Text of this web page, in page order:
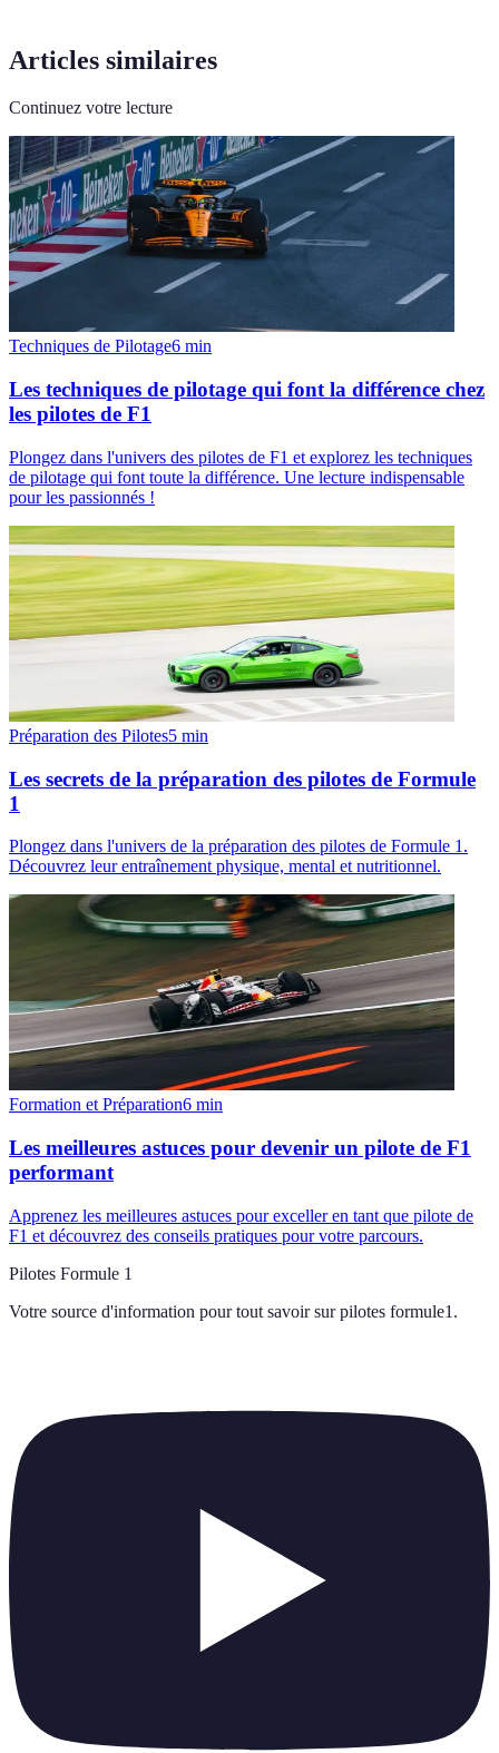
Articles similaires
Continuez votre lecture
Techniques de Pilotage6 min
Les techniques de pilotage qui font la différence chez
les pilotes de F1
Plongez dans l'univers des pilotes de F1 et explorez les techniques
de pilotage qui font toute la différence. Une lecture indispensable
pour les passionnés !
Préparation des Pilotes5 min
Les secrets de la préparation des pilotes de Formule
1
Plongez dans l'univers de la préparation des pilotes de Formule 1.
Découvrez leur entraînement physique, mental et nutritionnel.
Formation et Préparation6 min
Les meilleures astuces pour devenir un pilote de F1
performant
Apprenez les meilleures astuces pour exceller en tant que pilote de
F1 et découvrez des conseils pratiques pour votre parcours.
Pilotes Formule 1
Votre source d'information pour tout savoir sur pilotes formule1 .